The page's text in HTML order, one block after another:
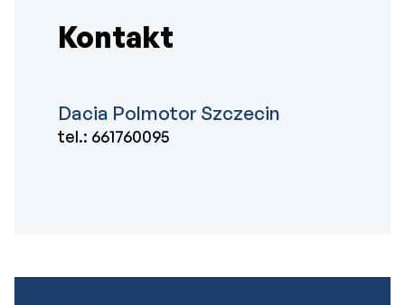
Kontakt
Dacia Polmotor Szczecin
tel.: 661760095